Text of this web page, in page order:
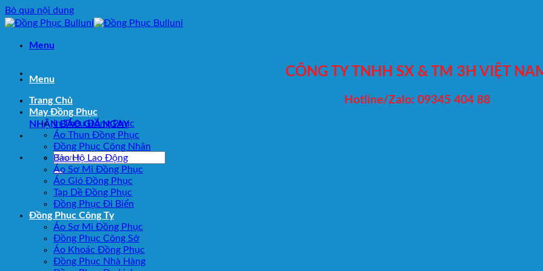
Bỏ qua nội dung
Menu
CÔNG TY TNHH SX & TM 3H VIỆT
Hotline/Zalo: 09345 404 88
NHẬN BÁO GIÁ NGAY
Menu
Trang Chủ
May Đồng Phục
In Thêu Đồng Phục
Áo Thun Đồng Phục
Đồng Phục Công Nhân
Bảo Hộ Lao Động
Áo Sơ Mi Đồng Phục
Áo Gió Đồng Phục
Tạp Dề Đồng Phục
Đồng Phục Đi Biển
Đồng Phục Công Ty
Áo Sơ Mi Đồng Phục
Đồng Phục Công Sở
Áo Khoác Đồng Phục
Đồng Phục Nhà Hàng